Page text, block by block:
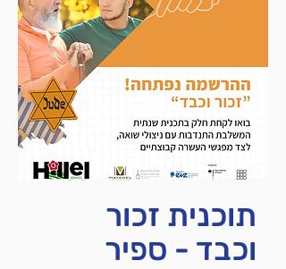
תוכנית זכור
וכבד - ספיר